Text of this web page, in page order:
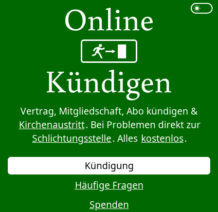
Sprung zum Inhalt
Vertrag, Mitgliedschaft, Abo kündigen &
Kirchenaustritt. Bei Problemen direkt zur
Schlichtungsstelle. Alles kostenlos.
Kündigung
Häufige Fragen
Spenden